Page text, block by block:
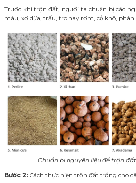
Trước khi trộn đất, người ta chuẩn bị các
màu, xơ dừa, trấu, tro hay rơm, cỏ khô, phân
Chuẩn bị nguyên liệu để trộn
Bước 2: Cách thực hiện trộn đất trồng cho